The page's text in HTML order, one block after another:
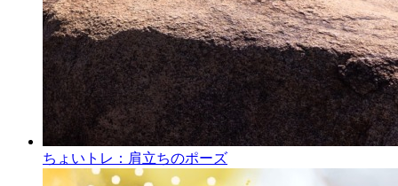
ちょいトレ：肩立ちのポーズ